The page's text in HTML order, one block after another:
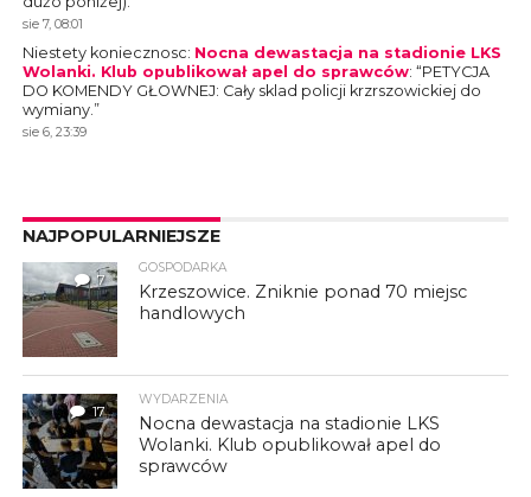
sie 7, 08:01
Niestety koniecznosc: Nocna dewastacja na stadionie LKS
Wolanki. Klub opublikował apel do sprawców: “PETYCJA
DO KOMENDY GŁOWNEJ: Cały sklad policji krzrszowickiej do
wymiany. ”
sie 6, 23:39
NAJPOPULARNIEJSZE
7
GOSPODARKA
Krzeszowice. Zniknie ponad 70 miejsc
handlowych
17
WYDARZENIA
Nocna dewastacja na stadionie LKS
Wolanki. Klub opublikował apel do
sprawców